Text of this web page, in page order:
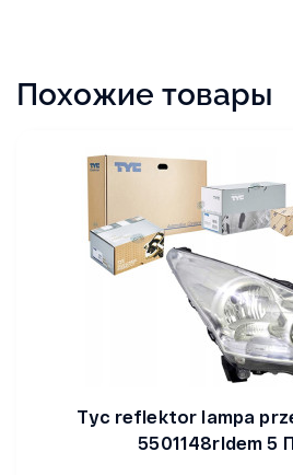
Похожие товары
Tyc reflektor lampa
5501148rldem 5